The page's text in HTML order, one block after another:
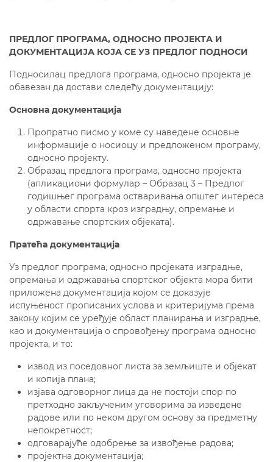
ПРЕДЛОГ ПРОГРАМА, ОДНОСНО ПРОЈЕКТА И
ДОКУМЕНТАЦИЈА КОЈА СЕ УЗ ПРЕДЛОГ ПОДНОСИ
Подносилац предлога програма, односно пројекта је
обавезан да достави следећу документацију:
Основна документација
Пропратно писмо у коме су наведене основне
информације о носиоцу и предложеном програму,
односно пројекту.
Образац предлога програма, односно пројекта
(апликациони формулар – Образац 3 – Предлог
годишњег програма остваривања општег интереса
у области спорта кроз изградњу, опремање и
одржавање спортских објеката).
Пратећа документација
Уз предлог програма, односно пројеката изградње,
опремања и одржавања спортског објекта мора бити
приложена документација којом се доказује
испуњеност прописаних услова и критеријума према
закону којим се уређује област планирања и изградње,
као и документација о спровођењу програма односно
пројекта, и то:
извод из поседовног листа за земљиште и објекат
и копија плана;
изјава одговорног лица да не постоји спор по
претходно закљученим уговорима за изведене
радове или по неком другом основу за предметну
непокретност;
одговарајуће одобрење за извођење радова;
пројектна документација;